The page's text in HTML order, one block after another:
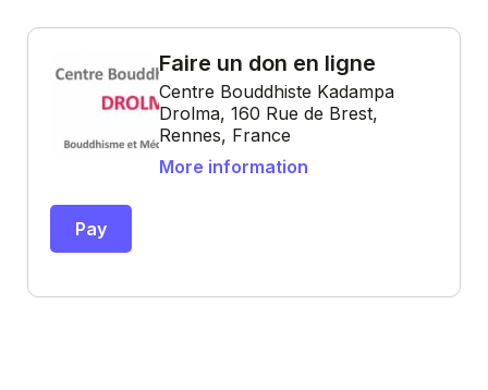
Faire un don en ligne
Centre Bouddhiste Kadampa
Drolma, 160 Rue de Brest,
Rennes, France
More information
Pay